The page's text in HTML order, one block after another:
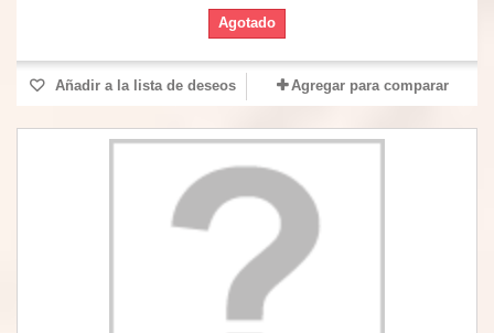
Agotado
Añadir a la lista de deseos Agregar para comparar